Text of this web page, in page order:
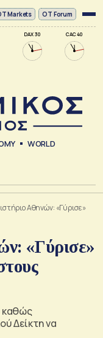
DAX 30 CAC 40
Markets OT Forum
WORLD
Αθηνών: «Γύρισε»
«Γύρισε»
καθώς
Δείκτη να